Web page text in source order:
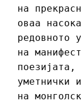
на
оваа
редовното
на
поезијата,
уметнички
на